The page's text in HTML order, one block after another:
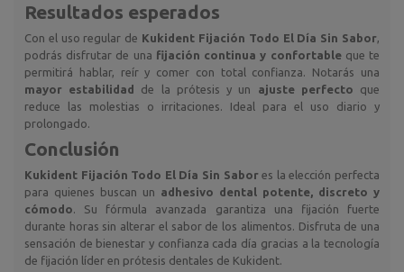
Resultados esperados
Con el uso regular de Kukident Fijación Todo El Día Sin Sabor
podrás disfrutar de una fijación continua y confortableque te
permitirá hablar, reír y comer con total confianza. Notarás una
mayor estabilidad de la prótesis y un ajuste perfecto que
reduce las molestias o irritaciones. Ideal para el uso diario y
prolongado.
Conclusión
Kukident Fijación Todo El Día Sin Sabor es la elección perfecta
para quienes buscan un adhesivo dental potente, discreto y
cómodo . Su fórmula avanzada garantiza una fijación fuerte
durante horas sin alterar el sabor de los alimentos. Disfruta de una
sensación de bienestar y confianza cada día gracias a la tecnología
de fijación líder en prótesis dentales de Kukident.